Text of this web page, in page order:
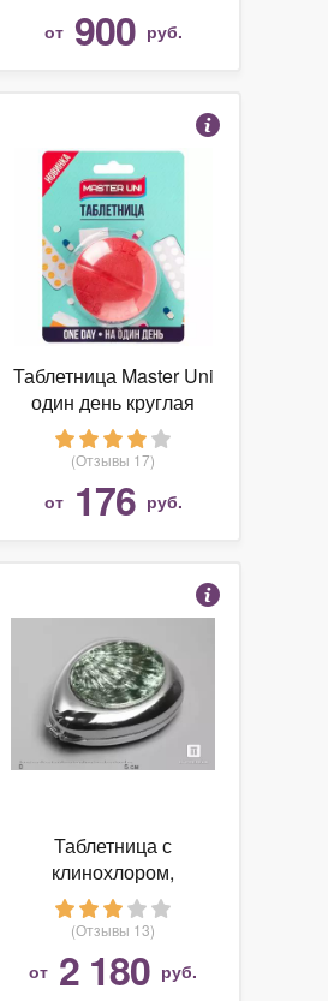
Red (Б/Р)
от 900 руб.
Таблетница Master Uni
один день круглая
(Отзывы 17)
от 176 руб.
Таблетница с
клинохлором,
7,5х6х2,3 см
(Отзывы 13)
от 2 180 руб.